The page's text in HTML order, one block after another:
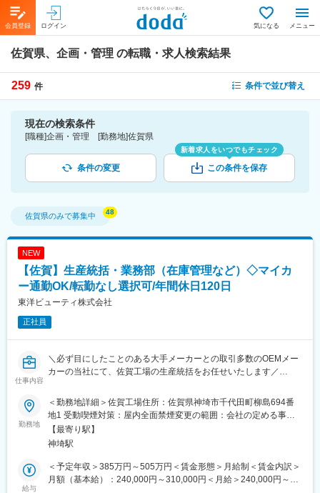
会員登録 ログイン 気になる メニュー
佐賀県、企画・管理 の転職・求人検索結果
259 件 条件で並び替え
現在の検索条件
[職種]企画・管理 [勤務地]佐賀県
条件の変更
新着求人をいつでもチェック
この条件を保存
佐賀県のみで募集中
NEW
【佐賀】生産統括・業務部（在庫管理など）◇マイカ
ー通勤OK/転勤なし選択可/年間休日120日
東洋ビューティ株式会社
正社員
仕事内容
＼必ず目にしたことのある大手メーカーとの取引多数のOEMメー
カーの当社にて、佐賀工場の生産統括をお任せいたします／
■職務概要：
当社の佐賀工場において、下記業務を担当頂きます。
・原料・資材・バルクの保管、在庫管理及び入出庫、受入・運搬
に関する事項
・最終製品・仕掛品の保管、在庫管理及び運搬に関する事項
・配送に関わる請求書の照合に関する事項
・最終製品の出荷に関する事項
勤務地
＜勤務地詳細＞佐賀工場住所：佐賀県神埼市千代田町柳島694番
地1 受動喫煙対策：屋内全面禁煙変更の範囲：会社の定める事業
所【最寄り駅】
神埼駅
給与
＜予定年収＞385万円～505万円＜賃金形態＞月給制＜賃金内訳＞
月額（基本給）：240,000円～310,000円＜月給＞240,000円～